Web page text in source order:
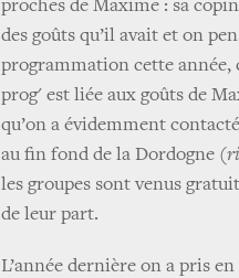
proches de Maxime : sa
des goûts qu’il avait et on
programmation cette année,
prog' est liée aux goûts de
qu’on a évidemment
au fin fond de la Dordogne
les groupes sont venus
de leur part.
L’année dernière on a pris